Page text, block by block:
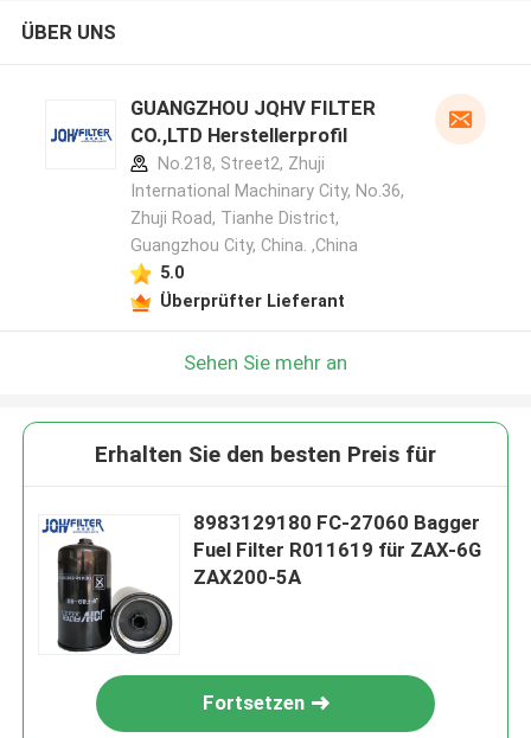
ÜBER UNS
GUANGZHOU JQHV FILTER
CO.,LTD Herstellerprofil
No.218, Street2, Zhuji
International Machinary City, No.36,
Zhuji Road, Tianhe District,
Guangzhou City, China. ,China
5.0
Überprüfter Lieferant
Sehen Sie mehr an
Erhalten Sie den besten Preis für
8983129180 FC-27060 Bagger
Fuel Filter R011619 für ZAX-6G
ZAX200-5A
Fortsetzen